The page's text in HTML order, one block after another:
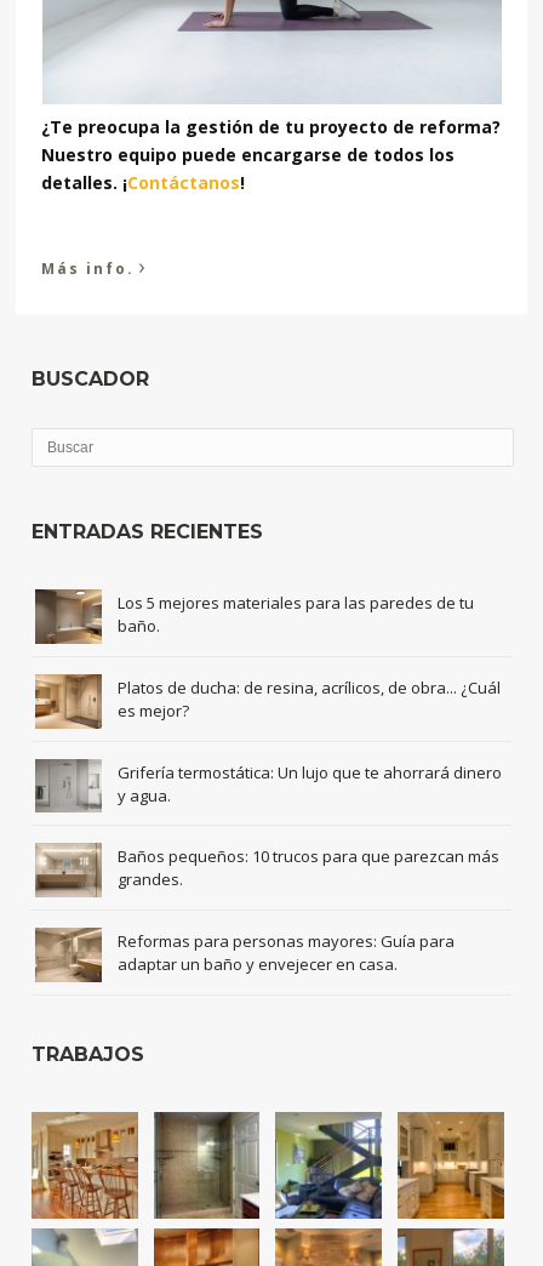
¿Te preocupa la gestión de tu proyecto de reforma?
Nuestro equipo puede encargarse de todos los
detalles. ¡Contáctanos!
Más info. ›
BUSCADOR
ENTRADAS RECIENTES
Los 5 mejores materiales para las paredes de tu
baño.
Platos de ducha: de resina, acrílicos, de obra... ¿Cuál
es mejor?
Grifería termostática: Un lujo que te ahorrará dinero
y agua.
Baños pequeños: 10 trucos para que parezcan más
grandes.
Reformas para personas mayores: Guía para
adaptar un baño y envejecer en casa.
TRABAJOS